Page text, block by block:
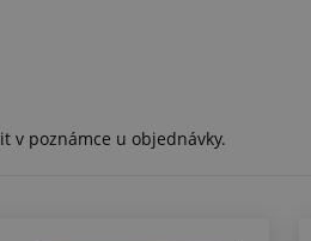
v poznámce u objednávky.